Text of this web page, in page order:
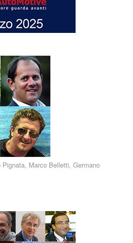
Pignata, Marco Belletti, Germano